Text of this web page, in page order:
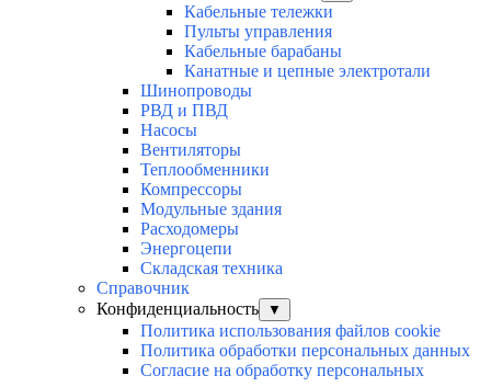
Кабельные тележки
Пульты управления
Кабельные барабаны
Канатные и цепные электротали
Шинопроводы
РВД и ПВД
Насосы
Вентиляторы
Теплообменники
Компрессоры
Модульные здания
Расходомеры
Энергоцепи
Складская техника
Справочник
Конфиденциальность
▼
Политика использования файлов cookie
Политика обработки персональных данных
Согласие на обработку персональных